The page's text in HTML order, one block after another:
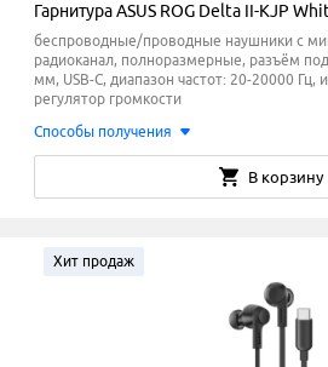
Гарнитура ASUS ROG Delta II-KJP
беспроводные/проводные наушники с
радиоканал, полноразмерные, разъём
мм, USB-C, диапазон частот: 20-20000 Гц,
регулятор громкости
Способы получения
В корзину
Хит продаж